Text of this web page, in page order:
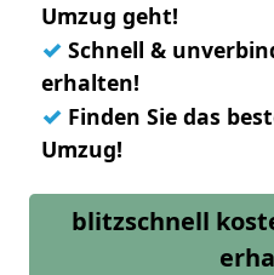
Umzug geht!
✓ Schnell &
erhalten!
✓ Finden Sie das
Umzug!
blitzschnell